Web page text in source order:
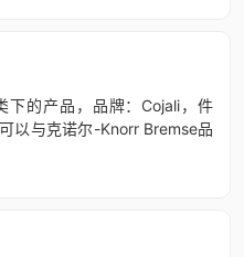
下的产品，品牌：Cojali，件
以与克诺尔-Knorr Bremse品